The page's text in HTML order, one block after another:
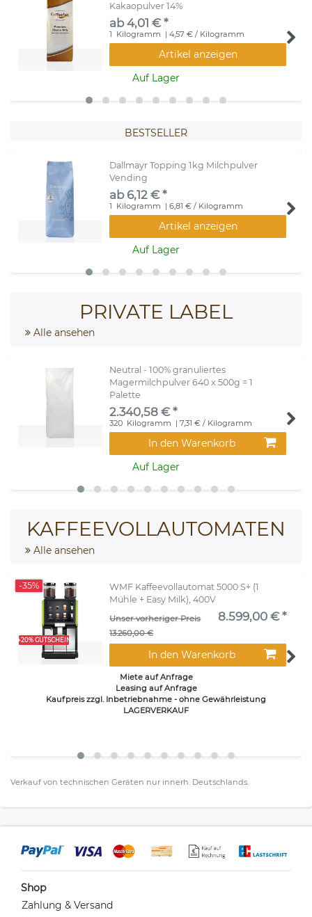
Kakaopulver 14%
ab 4,01 € *
1 Kilogramm | 4,57 € / Kilogramm
Artikel anzeigen
Auf Lager
BESTSELLER
Dallmayr Topping 1kg Milchpulver
Vending
ab 6,12 € *
1 Kilogramm | 6,81 € / Kilogramm
Artikel anzeigen
Auf Lager
PRIVATE LABEL
Alle ansehen
Neutral - 100% granuliertes
Magermilchpulver 640 x 500g = 1
Palette
2.340,58 € *
320 Kilogramm | 7,31 € / Kilogramm
In den Warenkorb
Auf Lager
KAFFEEVOLLAUTOMATEN
Alle ansehen
+20% GUTSCHEIN
-35%
WMF Kaffeevollautomat 5000 S+ (1
Mühle + Easy Milk), 400V
Unser vorheriger Preis
13.260,00 €
8.599,00 € *
In den Warenkorb
Miete auf Anfrage
Leasing auf Anfrage
Kaufpreis zzgl. Inbetriebnahme - ohne Gewährleistung
LAGERVERKAUF
Verkauf von technischen Geräten nur innerh. Deutschlands.
Shop
Zahlung & Versand